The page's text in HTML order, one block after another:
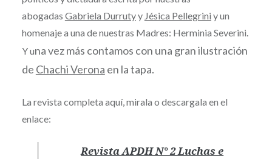
abogadas Gabriela Durrutyy Jésica Pellegrini y un
homenaje a una de nuestras Madres: Herminia Severini.
Y una vez más contamos con una gran ilustración
de Chachi Verona en la tapa.
La revista completa aquí, mirala o descargala en el
enlace:
Revista APDH N° 2 Luchas e